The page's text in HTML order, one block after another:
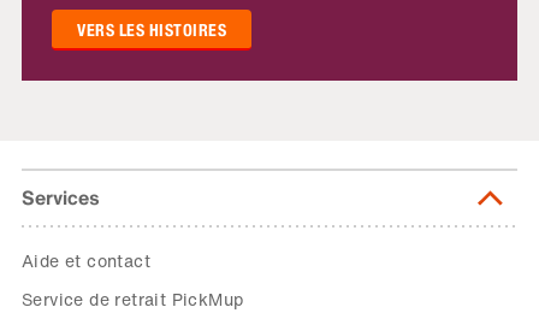
VERS LES HISTOIRES
Services
Aide et contact
Service de retrait PickMup